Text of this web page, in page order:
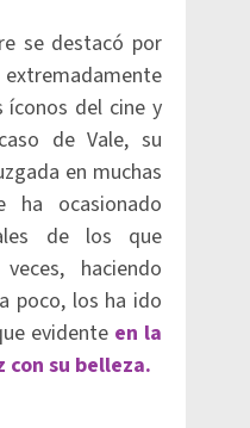
se destacó por
íconos del cine y
de Vale, su
en muchas
ha ocasionado
de los que
haciendo
poco, los ha ido
evidente en la
su belleza.